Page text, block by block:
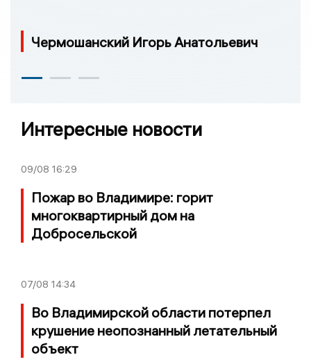
Чермошанский Игорь Анатольевич
Интересные новости
09/08 16:29
Пожар во Владимире: горит
многоквартирный дом на
Добросельской
07/08 14:34
Во Владимирской области потерпел
крушение неопознанный летательный
объект